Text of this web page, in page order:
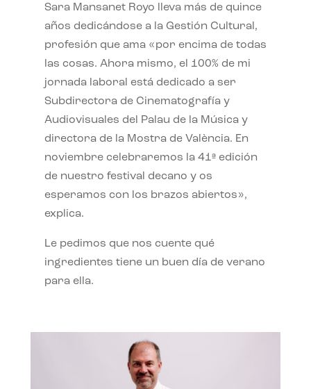
Sara Mansanet Royo lleva más de quince
años dedicándose a la Gestión Cultural,
profesión que ama «por encima de todas
las cosas. Ahora mismo, el 100% de mi
jornada laboral está dedicado a ser
Subdirectora de Cinematografía y
Audiovisuales del Palau de la Música y
directora de la Mostra de València. En
noviembre celebraremos la 41ª edición
de nuestro festival decano y os
esperamos con los brazos abiertos»,
explica.
Le pedimos que nos cuente qué
ingredientes tiene un buen día de verano
para ella.